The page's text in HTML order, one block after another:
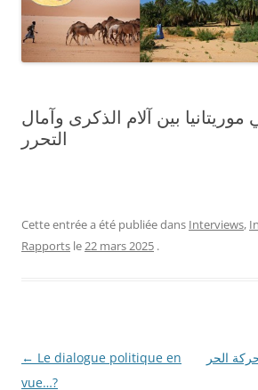
موريتانيا بين آلام الذكرى وآمال
التحرر
Cette entrée a été publiée dans Interviews,
Rapports le22 mars 2025 .
Navigation
des
← Le dialogue politique en
vue…?
الحر